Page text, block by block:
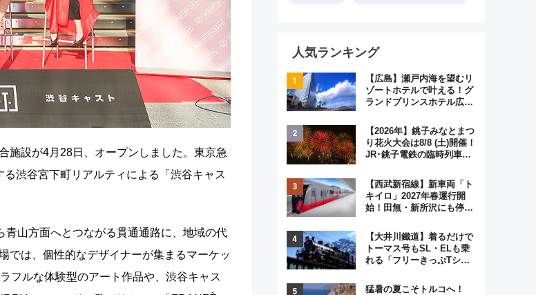
施設が4月28日、オープンしました。東京急
渋谷宮下町リアルティによる「渋谷キャス
山方面へとつながる貫通通路に、地域の代
では、個性的なデザイナーが集まるマーケッ
フルな体験型のアート作品や、渋谷キャス
人気ランキング
【広島】瀬戸内海を望むリ
ゾートホテルで叶える！グ
ランドプリンスホテル広島
ジュアルパーティープラン
【2026年】銚子みなとまつ
り花火大会は8/8 (土)開催！
JR･銚子電鉄の臨時列車や
く8,000発の大迫力＆屋台
を満喫
【西武新宿線】新車両「ト
キイロ」2027年春運行開
始！田無・新所沢にも停
弾」も
【大井川鐵道】着るだけで
トーマス号もSL・ELも乗
れる「フリーきっぷTシャ
猛暑の夏こそトルコへ！